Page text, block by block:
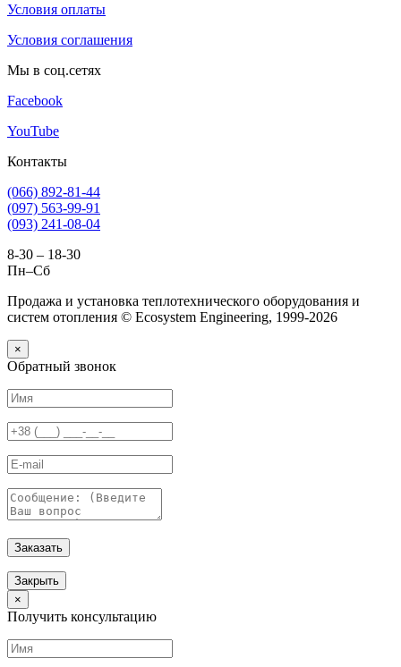
Условия оплаты
Условия соглашения
Мы в соц.сетях
Facebook
YouTube
Контакты
(066) 892-81-44
(097) 563-99-91
(093) 241-08-04
8-30 – 18-30
Пн–Сб
Продажа и установка теплотехнического оборудования и
систем отопления © Ecosystem Engineering, 1999-2026
×
Обратный звонок
Заказать
Закрыть
×
Получить консультацию